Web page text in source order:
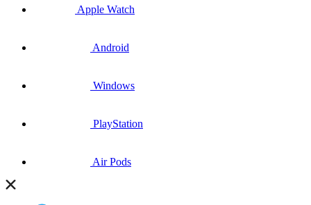
Apple Watch
Android
Windows
PlayStation
Air Pods